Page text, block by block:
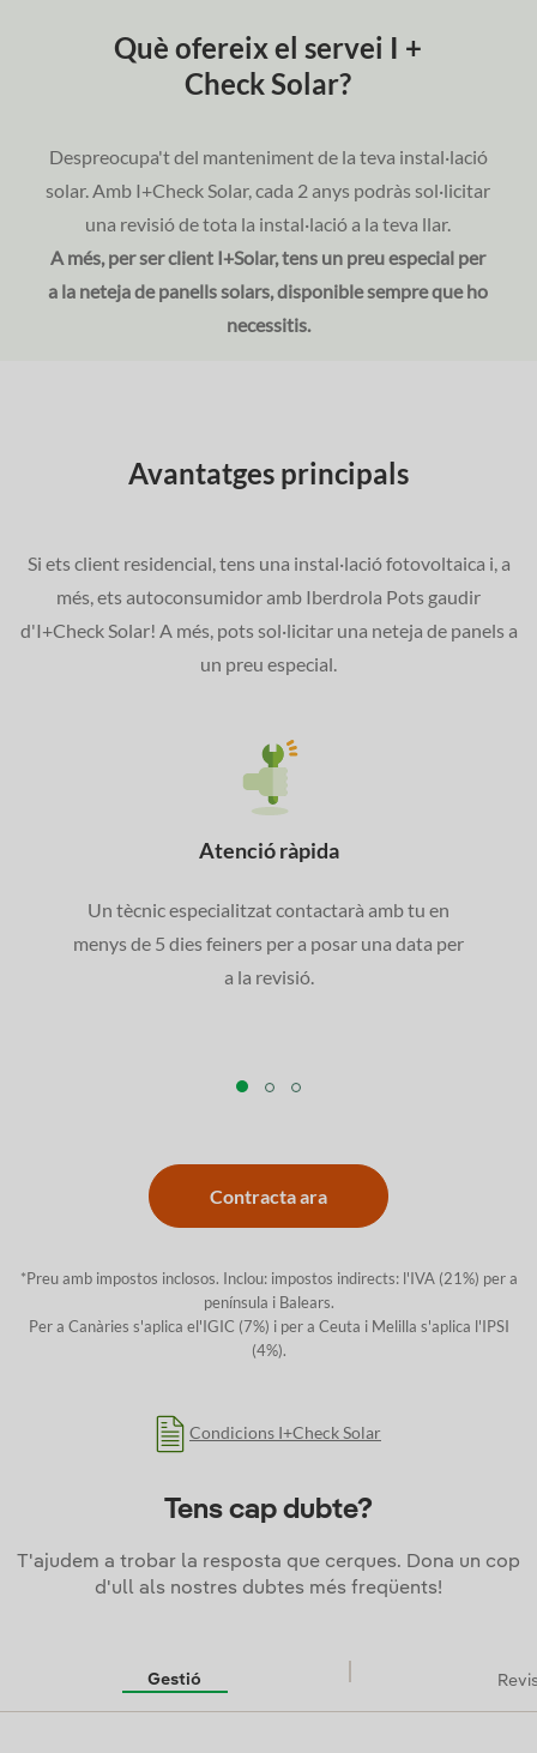
Què ofereix el servei I +
Check Solar?
Despreocupa't del manteniment de la teva instal·lació
solar. Amb I+Check Solar, cada 2 anys podràs sol·licitar
una revisió de tota la instal·lació a la teva llar.
A més, per ser client I+Solar, tens un preu especial per
a la neteja de panells solars, disponible sempre que ho
necessitis.
Avantatges principals
Si ets client residencial, tens una instal·lació fotovoltaica i, a
més, ets autoconsumidor amb Iberdrola Pots gaudir
d'I+Check Solar! A més, pots sol·licitar una neteja de panels a
un preu especial.
Atenció ràpida
Un tècnic especialitzat contactarà amb tu en
menys de 5 dies feiners per a posar una data per
a la revisió.
Contracta ara
*Preu amb impostos inclosos. Inclou: impostos indirects: l'IVA (21%) per a
península i Balears.
Per a Canàries s'aplica el'IGIC (7%) i per a Ceuta i Melilla s'aplica l'IPSI
(4%).
Condicions I+Check Solar
Tens cap dubte?
T'ajudem a trobar la resposta que cerques. Dona un cop
d'ull als nostres dubtes més freqüents!
Gestió